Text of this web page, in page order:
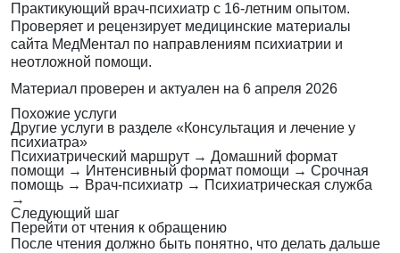
Практикующий врач-психиатр с 16-летним опытом.
Проверяет и рецензирует медицинские материалы
сайта МедМентал по направлениям психиатрии и
неотложной помощи.
Материал проверен и актуален на 6 апреля 2026
Похожие услуги
Другие услуги в разделе «Консультация и лечение у
психиатра»
Психиатрический маршрут → Домашний формат
помощи → Интенсивный формат помощи → Срочная
помощь → Врач-психиатр → Психиатрическая служба
→
Следующий шаг
Перейти от чтения к обращению
После чтения должно быть понятно, что делать дальше